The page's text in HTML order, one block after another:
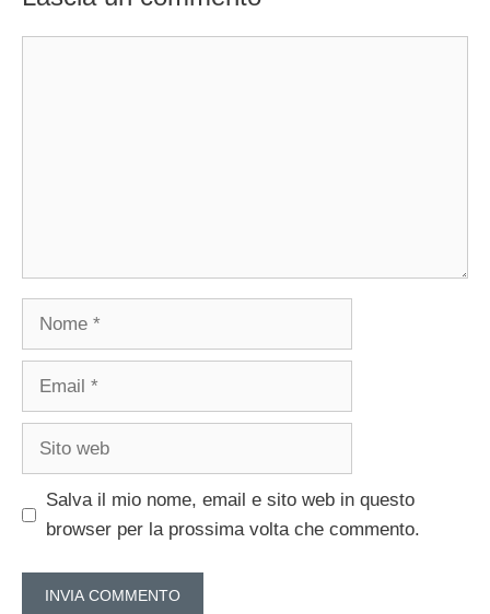
Nome
Email
Sito
Salva il mio nome, email e sito web in questo
browser per la prossima volta che commento.